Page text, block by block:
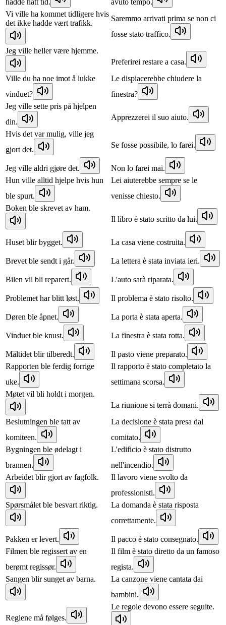
Vi ville ha kommet tidligere hvis
det ikke hadde vært trafikk.
Saremmo arrivati prima se non ci
fosse stato traffico.
Jeg ville heller være hjemme.
Preferirei restare a casa.
Ville du ha noe imot å lukke
vinduet?
Le dispiacerebbe chiudere la
finestra?
Jeg ville sette pris på hjelpen
din.
Apprezzerei il suo aiuto.
Hvis det var mulig, ville jeg
gjort det.
Se fosse possibile, lo farei.
Jeg ville aldri gjøre det.
Non lo farei mai.
Hun ville alltid hjelpe hvis hun
ble spurt.
Lei aiuterebbe sempre se le
venisse chiesto.
Boken ble skrevet av ham.
Il libro è stato scritto da lui.
Huset blir bygget. La casa viene costruita.
Brevet ble sendt i går. La lettera è stata inviata ieri.
Bilen vil bli reparert. L'auto sarà riparata.
Problemet har blitt løst. Il problema è stato risolto.
Døren ble åpnet. La porta è stata aperta.
Vinduet ble knust. La finestra è stata rotta.
Måltidet blir tilberedt.
Il pasto viene preparato.
Rapporten ble ferdig forrige
uke.
Il rapporto è stato completato la
settimana scorsa.
Møtet vil bli holdt i morgen.
La riunione si terrà domani.
Beslutningen ble tatt av
komiteen.
La decisione è stata presa dal
comitato.
Bygningen ble ødelagt i
brannen.
L'edificio è stato distrutto
nell'incendio.
Arbeidet blir gjort av fagfolk.
Il lavoro viene svolto da
professionisti.
Spørsmålet ble besvart riktig.
La domanda è stata risposta
correttamente.
Pakken er levert.
Il pacco è stato consegnato.
Filmen ble regissert av en
berømt regissør.
Il film è stato diretto da un famoso
regista.
Sangen blir sunget av barna.
La canzone viene cantata dai
bambini.
Reglene må følges.
Le regole devono essere seguite.